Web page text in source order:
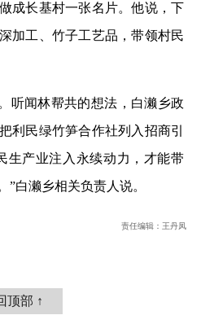
成长基村一张名片。他说，下
加工、竹子工艺品，带领村民
听闻林帮共的想法，白濑乡政
利民绿竹笋合作社列入招商引
生产业注入永续动力，才能带
白濑乡相关负责人说。
责任编辑：王丹凤
顶部 ↑